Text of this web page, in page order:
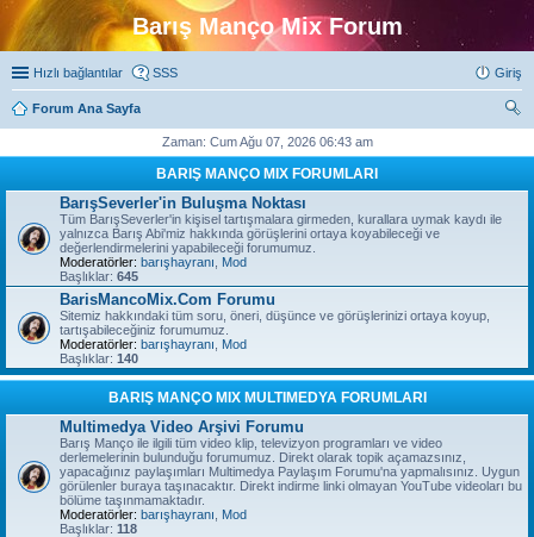
Barış Manço Mix Forum
Hızlı bağlantılar SSS Giriş
Forum Ana Sayfa
Zaman: Cum Ağu 07, 2026 06:43 am
BARIŞ MANÇO MIX FORUMLARI
BarışSeverler'in Buluşma Noktası
Tüm BarışSeverler'in kişisel tartışmalara girmeden, kurallara uymak kaydı ile
yalnızca Barış Abi'miz hakkında görüşlerini ortaya koyabileceği ve
değerlendirmelerini yapabileceği forumumuz.
Moderatörler: barışhayranı
Mod
Başlıklar: 645
BarisMancoMix.Com Forumu
Sitemiz hakkındaki tüm soru, öneri, düşünce ve görüşlerinizi ortaya koyup,
tartışabileceğiniz forumumuz.
Moderatörler: barışhayranı
Mod
Başlıklar: 140
BARIŞ MANÇO MIX MULTIMEDYA FORUMLARI
Multimedya Video Arşivi Forumu
Barış Manço ile ilgili tüm video klip, televizyon programları ve video
derlemelerinin bulunduğu forumumuz. Direkt olarak topik açamazsınız,
yapacağınız paylaşımları Multimedya Paylaşım Forumu'na yapmalısınız. Uygun
görülenler buraya taşınacaktır. Direkt indirme linki olmayan YouTube videoları bu
bölüme taşınmamaktadır.
Moderatörler: barışhayranı
Mod
Başlıklar: 118